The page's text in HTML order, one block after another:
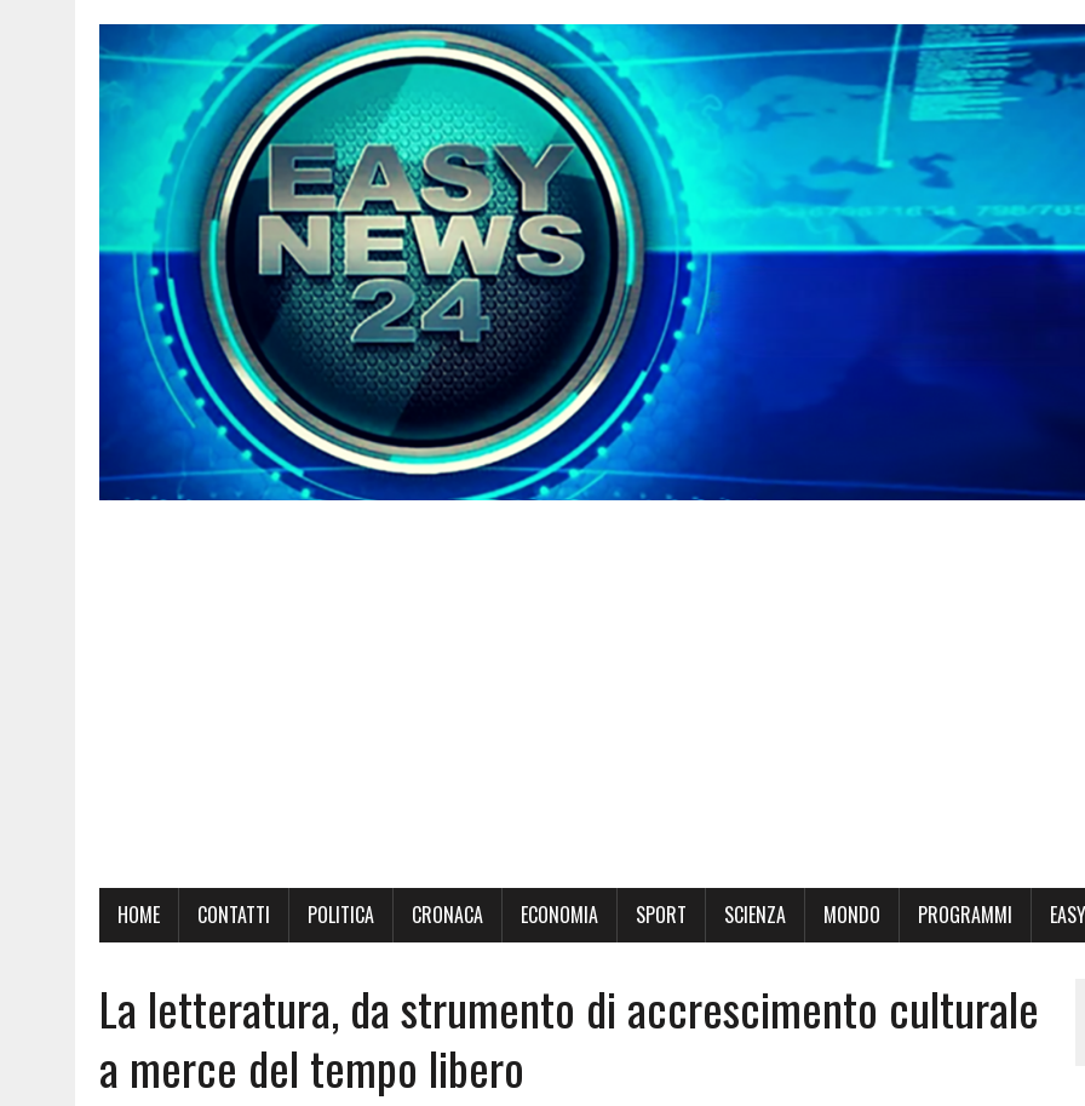
HOME CONTATTI POLITICA CRONACA ECONOMIA SPORT SCIENZA MONDO PROGRAMMI
La letteratura, da strumento di accrescimento culturale
a merce del tempo libero